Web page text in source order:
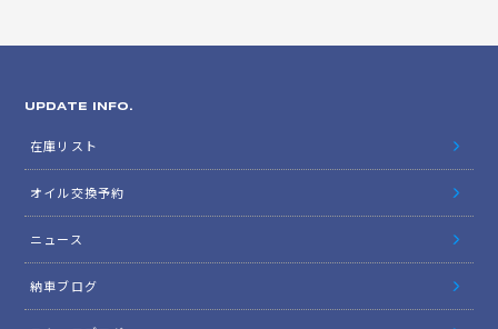
UPDATE INFO.
在庫リスト
オイル交換予約
ニュース
納車ブログ